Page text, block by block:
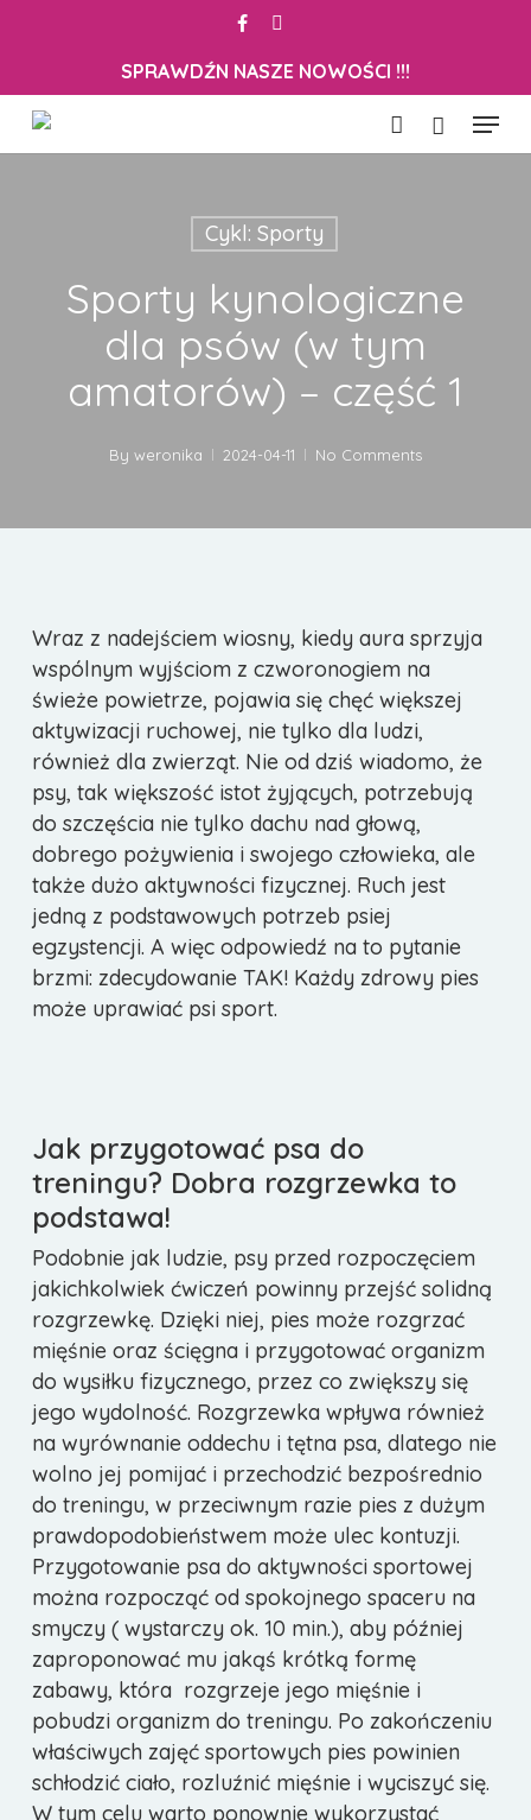
content
facebook
SPRAWDŹN NASZE NOWOŚCI !!!
account
Menu
Cykl: Sporty
Sporty kynologiczne
dla psów (w tym
amatorów) – część 1
By weronika 2024-04-11 No Comments
Wraz z nadejściem wiosny, kiedy aura sprzyja
wspólnym wyjściom z czworonogiem na
świeże powietrze, pojawia się chęć większej
aktywizacji ruchowej, nie tylko dla ludzi,
również dla zwierząt. Nie od dziś wiadomo, że
psy, tak większość istot żyjących, potrzebują
do szczęścia nie tylko dachu nad głową,
dobrego pożywienia i swojego człowieka, ale
także dużo aktywności fizycznej. Ruch jest
jedną z podstawowych potrzeb psiej
egzystencji. A więc odpowiedź na to pytanie
brzmi: zdecydowanie TAK! Każdy zdrowy pies
może uprawiać psi sport.
Jak przygotować psa do
treningu? Dobra rozgrzewka to
podstawa!
Podobnie jak ludzie, psy przed rozpoczęciem
jakichkolwiek ćwiczeń powinny przejść solidną
rozgrzewkę. Dzięki niej, pies może rozgrzać
mięśnie oraz ścięgna i przygotować organizm
do wysiłku fizycznego, przez co zwiększy się
jego wydolność. Rozgrzewka wpływa również
na wyrównanie oddechu i tętna psa, dlatego nie
wolno jej pomijać i przechodzić bezpośrednio
do treningu, w przeciwnym razie pies z dużym
prawdopodobieństwem może ulec kontuzji.
Przygotowanie psa do aktywności sportowej
można rozpocząć od spokojnego spaceru na
smyczy ( wystarczy ok. 10 min.), aby później
zaproponować mu jakąś krótką formę
zabawy, która rozgrzeje jego mięśnie i
pobudzi organizm do treningu. Po zakończeniu
właściwych zajęć sportowych pies powinien
schłodzić ciało, rozluźnić mięśnie i wyciszyć się.
W tym celu warto ponownie wykorzystać